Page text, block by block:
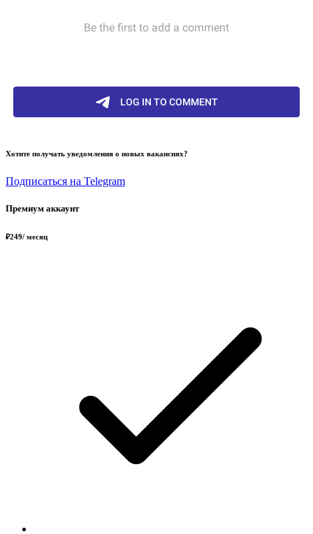
Хотите получать уведомления о новых вакансиях?
Подписаться на Telegram
Премиум аккаунт
₽249/ месяц